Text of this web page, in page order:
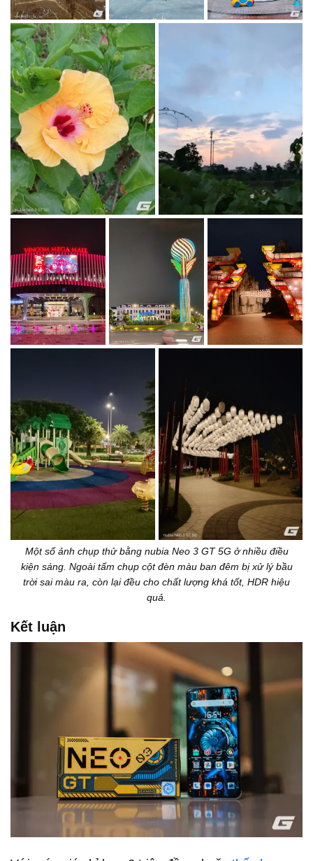
Một số ảnh chụp thử bằng nubia Neo 3 GT 5G ở nhiều điều
kiện sáng. Ngoài tấm chụp cột đèn màu ban đêm bị xử lý bầu
trời sai màu ra, còn lại đều cho chất lượng khá tốt, HDR hiệu
quả.
Kết luận